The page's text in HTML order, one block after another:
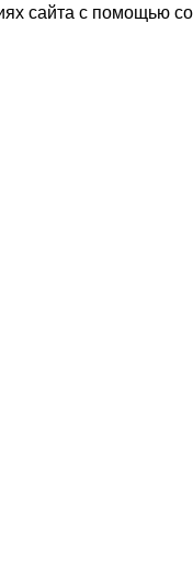
сайта с помощью